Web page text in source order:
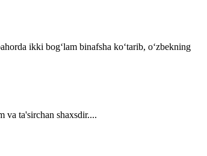
ikki bogʻlam binafsha koʻtarib, oʻzbekning
va ta'sirchan shaxsdir....